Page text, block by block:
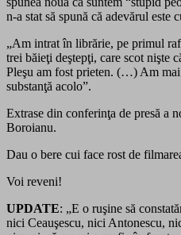
n-a stat să spună că adevărul
„Am intrat în librărie, pe primul
trei băieţi deştepţi, care scot nişte
Pleşu am fost prieten. (…) Am mai
substanţă acolo”.
Extrase din conferinţa de presă a
Boroianu.
Dau o bere cui face rost de
Voi reveni!
UPDATE: „E o ruşine să
nici Ceauşescu, nici Antonescu,